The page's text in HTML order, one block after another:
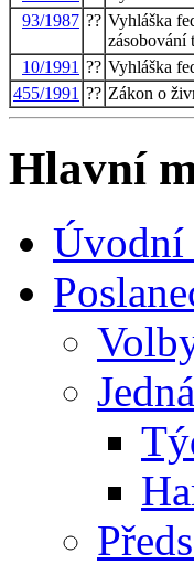
93/1987 ?? Vyhláška
zásobování
10/1991 ?? Vyhláška
455/1991 ?? Zákon o
Hlavní
Úvodní